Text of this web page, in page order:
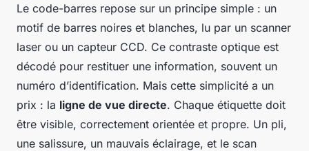
Le code-barres repose sur un principe simple : un
motif de barres noires et blanches, lu par un scanner
laser ou un capteur CCD. Ce contraste optique est
décodé pour restituer une information, souvent un
numéro d’identification. Mais cette simplicité a un
prix : la ligne de vue directe. Chaque étiquette doit
être visible, correctement orientée et propre. Un pli,
une salissure, un mauvais éclairage, et le scan